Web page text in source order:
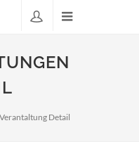
Verantaltung Detail